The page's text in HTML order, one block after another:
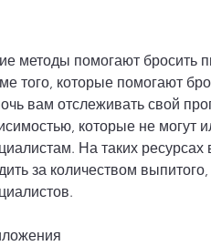
того, которые помогают
вам отслеживать свой
которые не могут
На таких
за количеством